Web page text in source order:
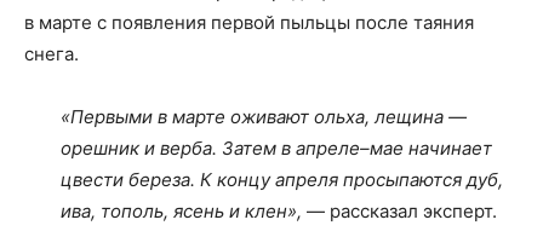
в марте с появления первой пыльцы после таяния
снега.
«Первыми в марте оживают ольха, лещина —
орешник и верба. Затем в апреле–мае начинает
цвести береза. К концу апреля просыпаются дуб,
ива, тополь, ясень и клен», — рассказал эксперт.